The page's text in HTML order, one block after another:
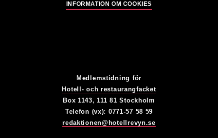
INFORMATION OM COOKIES
Medlemstidning för
Hotell- och restaurangfacket
Box 1143, 111 81 Stockholm
Telefon (vx): 0771-57 58 59
redaktionen@hotellrevyn.se